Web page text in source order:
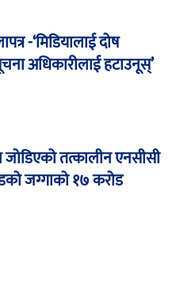
-‘मिडियालाई दोष
अधिकारीलाई हटाउनूस्’
तत्कालीन एनसीसी
जग्गाको १७ करोड